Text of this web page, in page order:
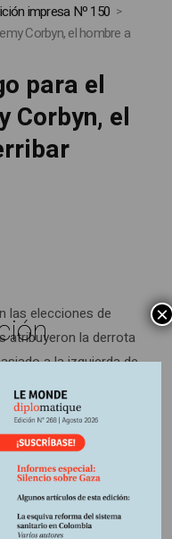
impresa Nº 150
Corbyn, el hombre a
para el
Corbyn, el
las elecciones de
atribuyeron la derrota
a la izquierda de
seguidores del
Corbyn,
del laborismo.
×